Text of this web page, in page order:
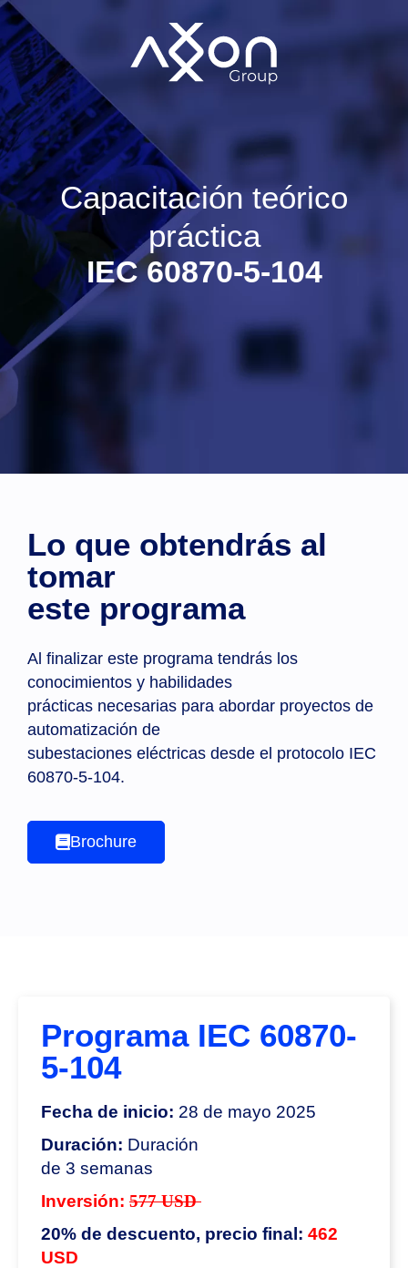
Capacitación teórico
práctica
IEC 60870-5-104
Lo que obtendrás al
tomar
este programa
Al finalizar este programa tendrás los
conocimientos y habilidades
prácticas necesarias para abordar proyectos de
automatización de
subestaciones eléctricas desde el protocolo IEC
60870-5-104.
Brochure
Programa IEC 60870-
5-104
Fecha de inicio: 28 de mayo 2025
Duración: Duración
de 3 semanas
Inversión: 577 USD
20% de descuento, precio final: 462
USD